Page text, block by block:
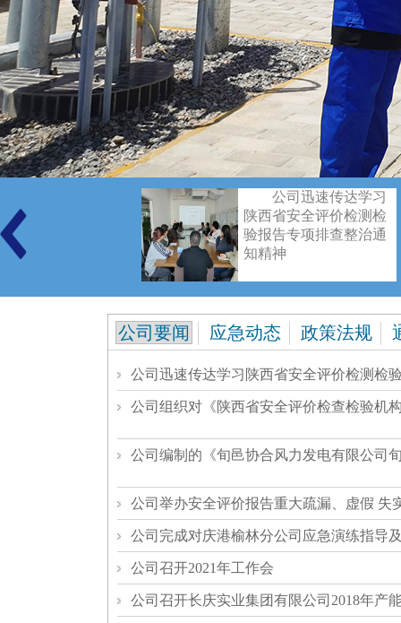
公司迅速传达学习
陕西省安全评价检测检
验报告专项排查整治通
知精神
公司要闻 应急动态 政策法规
公司迅速传达学习陕西省安全评价检测检
公司组织对《陕西省安全评价检查检验机
公司编制的《旬邑协合风力发电有限公司
公司举办安全评价报告重大疏漏、虚假 失
公司完成对庆港榆林分公司应急演练指导
公司召开2021年工作会
公司召开长庆实业集团有限公司2018年产